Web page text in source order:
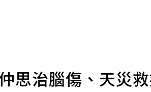
思治腦傷、天災